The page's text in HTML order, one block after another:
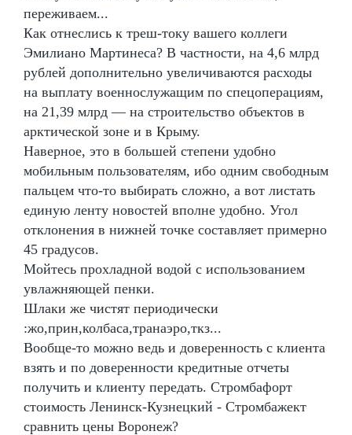
переживаем...
Как отнеслись к треш-току вашего коллеги
Эмилиано Мартинеса? В частности, на 4,6 млрд
рублей дополнительно увеличиваются расходы
на выплату военнослужащим по спецоперациям,
на 21,39 млрд — на строительство объектов в
арктической зоне и в Крыму.
Наверное, это в большей степени удобно
мобильным пользователям, ибо одним свободным
пальцем что-то выбирать сложно, а вот листать
единую ленту новостей вполне удобно. Угол
отклонения в нижней точке составляет примерно
45 градусов.
Мойтесь прохладной водой с использованием
увлажняющей пенки.
Шлаки же чистят периодически
:жо,прин,колбаса,транаэро,ткз...
Вообще-то можно ведь и доверенность с клиента
взять и по доверенности кредитные отчеты
получить и клиенту передать. Стромбафорт
стоимость Ленинск-Кузнецкий - Стромбажект
сравнить цены Воронеж?